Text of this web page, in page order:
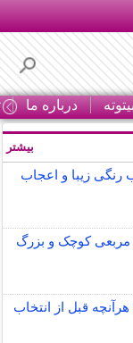
درباره ما
رنگی زیبا و اعجاب
مربعی کوچک و بزرگ
قبل از انتخاب
بیشتر